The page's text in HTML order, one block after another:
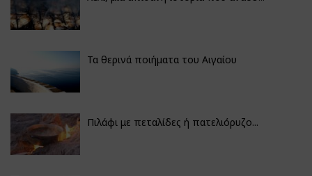
Τα θερινά ποιήματα του Αιγαίου
Πιλάφι με πεταλίδες ή πατελιόρυζο...